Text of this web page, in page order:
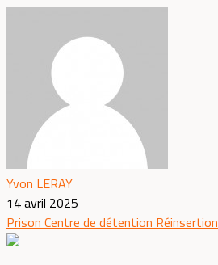
Yvon LERAY
14 avril 2025
Prison Centre de détention Réinsertion